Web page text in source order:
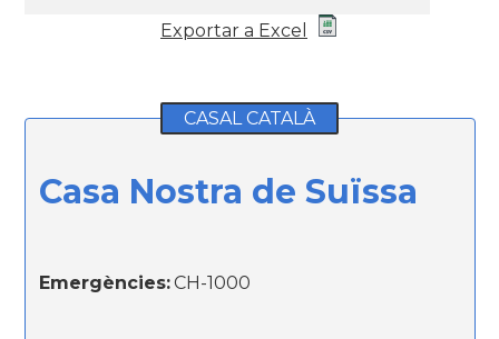
Exportar a Excel
CASAL CATALÀ
Casa Nostra de Suïssa
Emergències:CH-1000